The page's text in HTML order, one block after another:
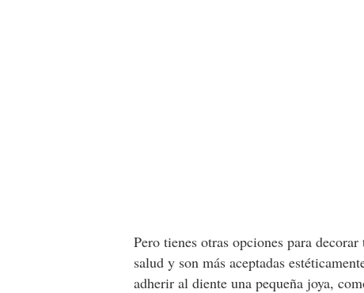
Pero tienes otras opciones para
salud y son más aceptadas
adherir al diente una pequeña joya,